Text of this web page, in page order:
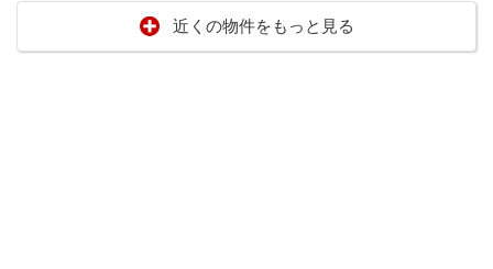
近くの物件をもっと見る